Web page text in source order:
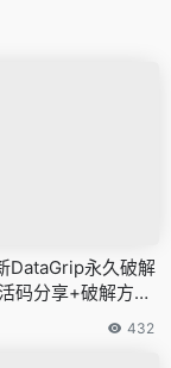
DataGrip永久破解
码分享+破解方法
432